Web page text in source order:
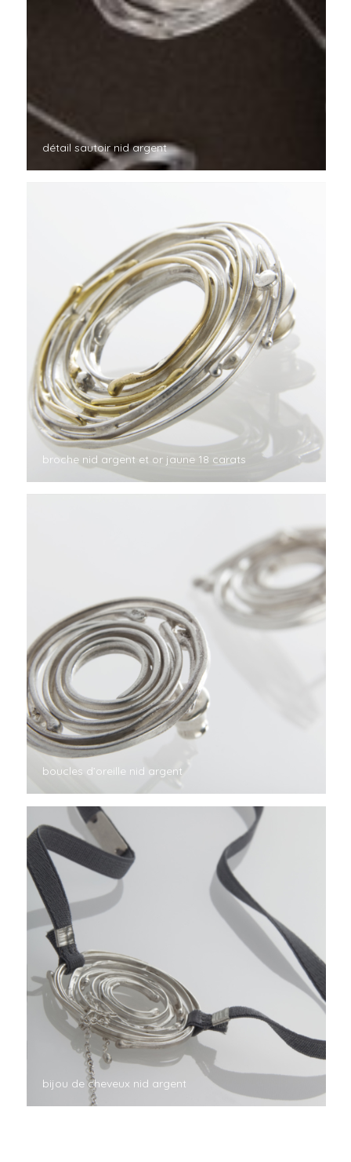
détail sautoir nid argent
broche nid argent et or jaune 18 carats
boucles d’oreille nid argent
bijou de cheveux nid argent